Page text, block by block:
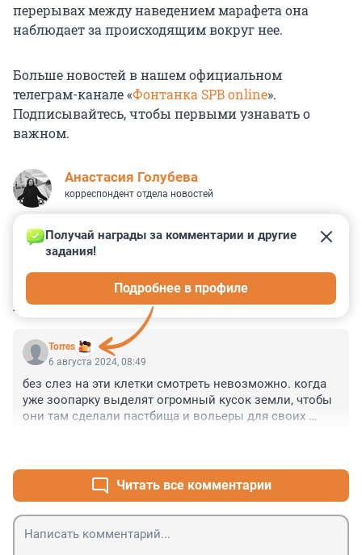
перерывах между наведением марафета она
наблюдает за происходящим вокруг нее.
Больше новостей в нашем официальном
телеграм-канале «Фонтанка SPB online».
Подписывайтесь, чтобы первыми узнавать о
важном.
Анастасия Голубева
корреспондент отдела новостей
КОММЕНТАРИИ 2
Torres
Получай награды за комментарии и другие
задания!
Подробнее в профиле
6 августа 2024, 08:49
без слез на эти клетки смотреть невозможно. когда
уже зоопарку выделят огромный кусок земли, чтобы
они там сделали пастбища и вольеры для своих
Читать все комментарии